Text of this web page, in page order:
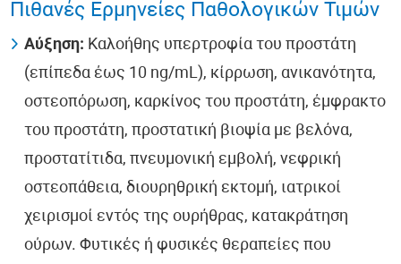
Πιθανές Ερμηνείες Παθολογικών Τιμών
Αύξηση: Καλοήθης υπερτροφία του προστάτη
(επίπεδα έως 10 ng/mL), κίρρωση, ανικανότητα,
οστεοπόρωση, καρκίνος του προστάτη, έμφρακτο
του προστάτη, προστατική βιοψία με βελόνα,
προστατίτιδα, πνευμονική εμβολή, νεφρική
οστεοπάθεια, διουρηθρική εκτομή, ιατρικοί
χειρισμοί εντός της ουρήθρας, κατακράτηση
ούρων. Φυτικές ή φυσικές θεραπείες που